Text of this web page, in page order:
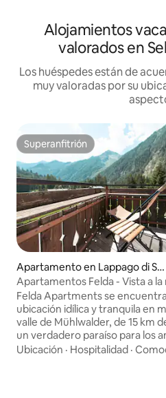
Alojamientos
valorados en
Los huéspedes están de
muy valoradas por su
Superanfitrión
Superanfitrión
Apartamento en Lappago di So
tto
Apartamentos Felda - Vista a
Felda Apartments se
ubicación idílica y tranquila en
valle de Mühlwalder, de 15 km
un verdadero paraíso para los
de la naturaleza, los que
Ubicación · Hospitalidad ·